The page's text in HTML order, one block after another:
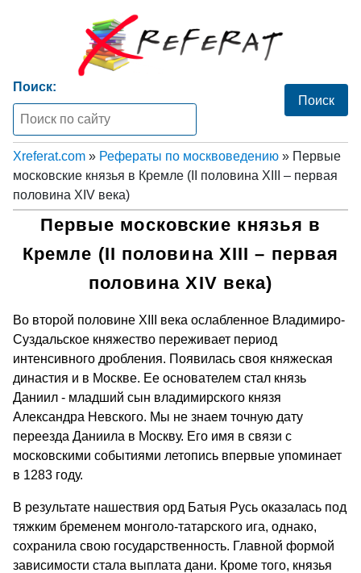
Поиск:
Xreferat.com » Рефераты по москвоведению » Первые
московские князья в Кремле (II половина XIII – первая
половина XIV века)
Первые московские князья в
Кремле (II половина XIII – первая
половина XIV века)
Во второй половине XIII века ослабленное Владимиро-
Суздальское княжество переживает период
интенсивного дробления. Появилась своя княжеская
династия и в Москве. Ее основателем стал князь
Даниил - младший сын владимирского князя
Александра Невского. Мы не знаем точную дату
переезда Даниила в Москву. Его имя в связи с
московскими событиями летопись впервые упоминает
в 1283 году.
В результате нашествия орд Батыя Русь оказалась под
тяжким бременем монголо-татарского ига, однако,
сохранила свою государственность. Главной формой
зависимости стала выплата дани. Кроме того, князья